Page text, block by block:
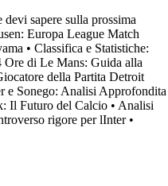
sapere sulla prossima
Europa League Match
• Classifica e Statistiche:
Ore di Le Mans: Guida alla
della Partita Detroit
e Sonego: Analisi Approfondita
Il Futuro del Calcio • Analisi
rigore per lInter•